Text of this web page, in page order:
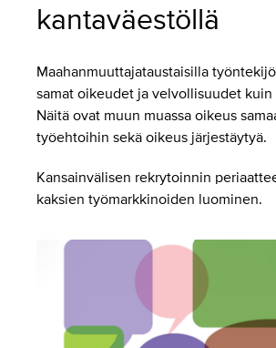
kantaväestöllä
Maahanmuuttajataustaisilla
samat oikeudet ja velvollisuudet kuin
Näitä ovat muun muassa oikeus
työehtoihin sekä oikeus järjestäytyä.
Kansainvälisen rekrytoinnin
kaksien työmarkkinoiden luominen.